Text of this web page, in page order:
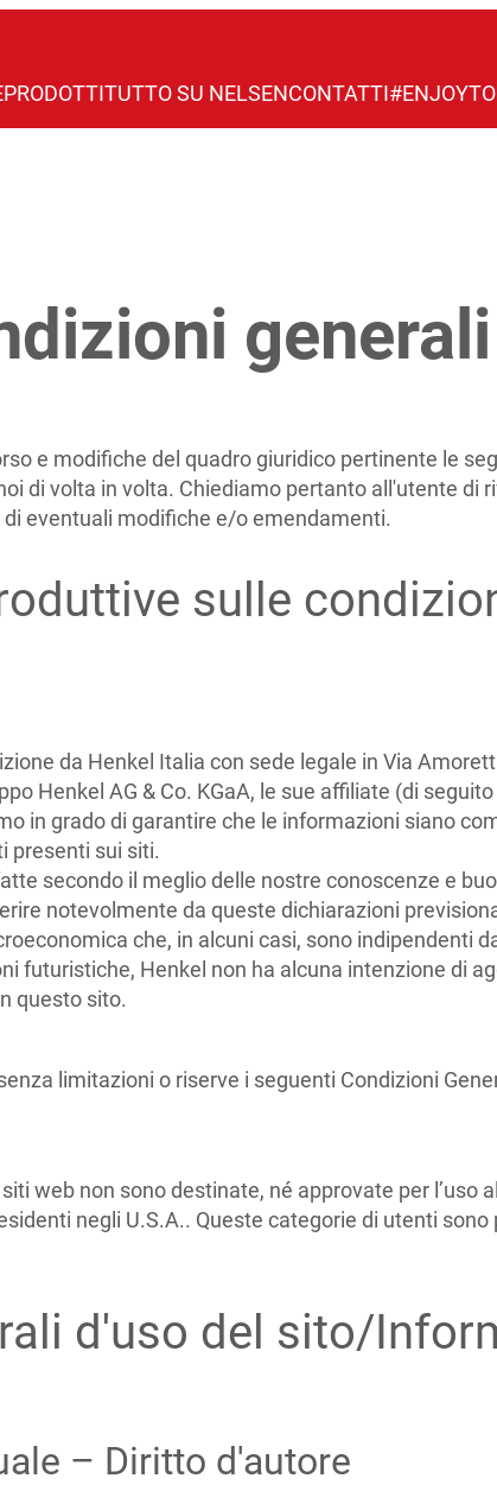
PRODOTTITUTTO SU NELSENCONTATTI
e modifiche del quadro giuridico pertinente le
di volta in volta. Chiediamo pertanto all'utente di
eventuali modifiche e/o emendamenti.
sulle
da Henkel Italia con sede legale in Via
Henkel AG & Co. KGaA, le sue affiliate (di
in grado di garantire che le informazioni siano
presenti sui siti.
secondo il meglio delle nostre conoscenze e
notevolmente da queste dichiarazioni
che, in alcuni casi, sono indipendenti
futuristiche, Henkel non ha alcuna intenzione di
questo sito.
limitazioni o riserve i seguenti Condizioni
web non sono destinate, né approvate per l’uso
negli U.S.A.. Queste categorie di utenti
d'uso del sito/
– Diritto d'autore